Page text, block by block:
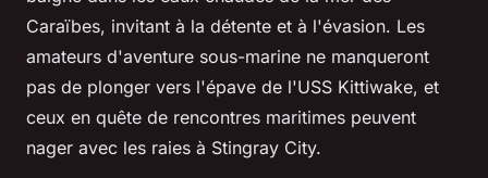
Caraïbes, invitant à la détente et à l'évasion. Les
amateurs d'aventure sous-marine ne manqueront
pas de plonger vers l'épave de l'USS Kittiwake, et
ceux en quête de rencontres maritimes peuvent
nager avec les raies à Stingray City.